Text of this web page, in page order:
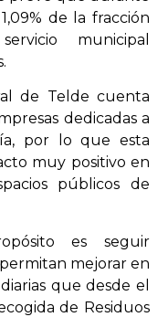
de la fracción
municipal
de Telde cuenta
dedicadas a
por lo que esta
muy positivo en
públicos de
es seguir
mejorar en
que desde el
de Residuos